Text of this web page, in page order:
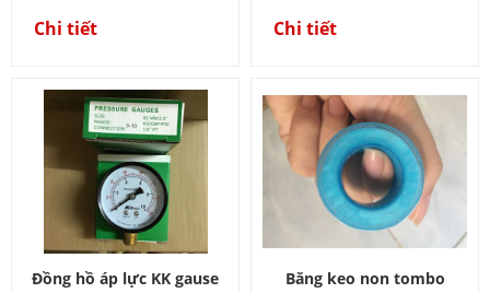
Chi tiết Chi tiết
Đồng hồ áp lực KK gause Băng keo non tombo